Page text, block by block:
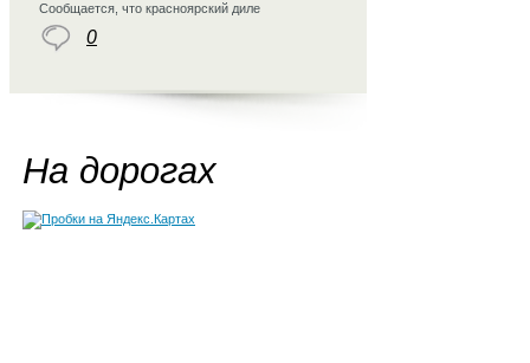
Сообщается, что красноярский диле
0
На дорогах